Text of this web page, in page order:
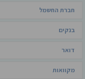
חברת החשמל
בנקים
דואר
מקוואות